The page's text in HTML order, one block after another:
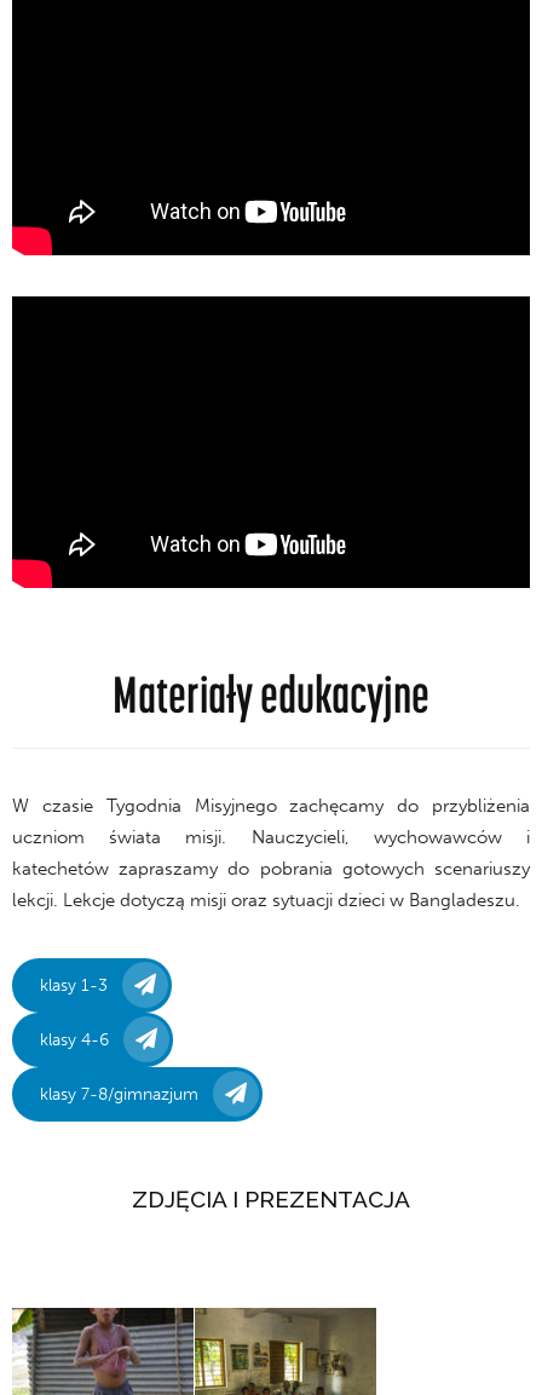
Materiały edukacyjne
W czasie Tygodnia Misyjnego zachęcamy do przybliżenia
uczniom świata misji. Nauczycieli, wychowawców i
katechetów zapraszamy do pobrania gotowych scenariuszy
lekcji. Lekcje dotyczą misji oraz sytuacji dzieci w Bangladeszu.
klasy 1-3
klasy 4-6
klasy 7-8/gimnazjum
ZDJĘCIA I PREZENTACJA